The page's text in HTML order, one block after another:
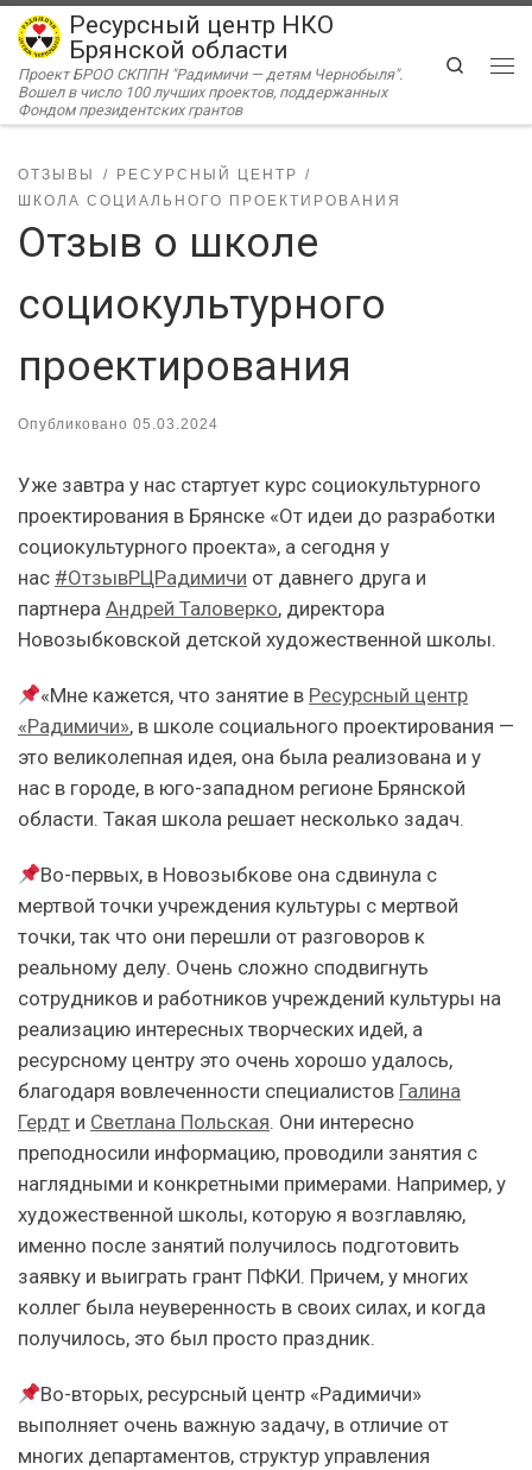
Перейти к содержимому
Ресурсный центр НКО
Брянской области
Проект БРОО СКППН "Радимичи — детям Чернобыля".
Вошел в число 100 лучших проектов, поддержанных
Фондом президентских грантов
Search
ОТЗЫВЫ
РЕСУРСНЫЙ ЦЕНТР
ШКОЛА СОЦИАЛЬНОГО ПРОЕКТИРОВАНИЯ
Отзыв о школе
социокультурного
проектирования
Опубликовано 05.03.2024
Уже завтра у нас стартует курс социокультурного
проектирования в Брянске «От идеи до разработки
социокультурного проекта», а сегодня у
нас #ОтзывРЦРадимичи от давнего друга и
партнера Андрей Таловерко, директора
Новозыбковской детской художественной школы.
«Мне кажется, что занятие в Ресурсный центр
«Радимичи», в школе социального проектирования —
это великолепная идея, она была реализована и у
нас в городе, в юго-западном регионе Брянской
области. Такая школа решает несколько задач.
Во-первых, в Новозыбкове она сдвинула с
мертвой точки учреждения культуры с мертвой
точки, так что они перешли от разговоров к
реальному делу. Очень сложно сподвигнуть
сотрудников и работников учреждений культуры на
реализацию интересных творческих идей, а
ресурсному центру это очень хорошо удалось,
благодаря вовлеченности специалистов Галина
Гердт и Светлана Польская. Они интересно
преподносили информацию, проводили занятия с
наглядными и конкретными примерами. Например, у
художественной школы, которую я возглавляю,
именно после занятий получилось подготовить
заявку и выиграть грант ПФКИ. Причем, у многих
коллег была неуверенность в своих силах, и когда
получилось, это был просто праздник.
Во-вторых, ресурсный центр «Радимичи»
выполняет очень важную задачу, в отличие от
многих департаментов, структур управления